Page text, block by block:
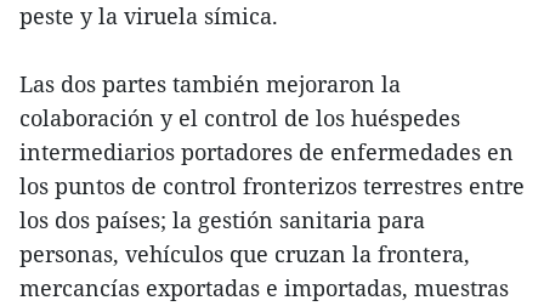
peste y la viruela símica.
Las dos partes también mejoraron la
colaboración y el control de los huéspedes
intermediarios portadores de enfermedades en
los puntos de control fronterizos terrestres entre
los dos países; la gestión sanitaria para
personas, vehículos que cruzan la frontera,
mercancías exportadas e importadas, muestras